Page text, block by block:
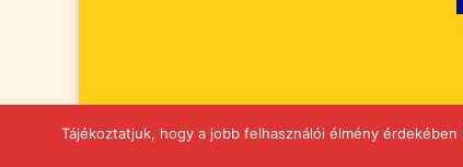
© 2010−2019. aranyoldalak.eu Minden jog
Tájékoztatjuk, hogy a jobb felhasználói élmény